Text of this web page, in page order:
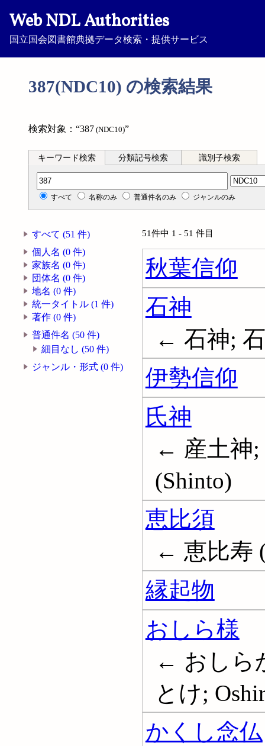
Web NDL Authorities
国立国会図書館典拠データ検索・提供サービス
387(NDC10) の検索結果
検索対象：“387 (NDC10)”
キーワード検索 分類記号検索 識別子検索
分類記号検索
すべて 名称のみ 普通件名のみ ジャンルのみ
すべて (51 件)
個人名 (0 件)
家族名 (0 件)
団体名 (0 件)
地名 (0 件)
統一タイトル (1 件)
著作 (0 件)
普通件名 (50 件)
細目なし (50 件)
ジャンル・形式 (0 件)
51件中 1 - 51 件目
秋葉信仰
石神
← 石神;
伊勢信仰
氏神
← 産土神;
(Shinto)
恵比須
← 恵比寿
縁起物
おしら様
← おしら
とけ;
かくし念仏